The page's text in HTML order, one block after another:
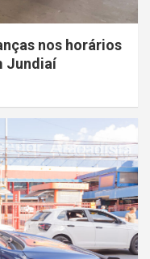
nos horários
Jundiaí